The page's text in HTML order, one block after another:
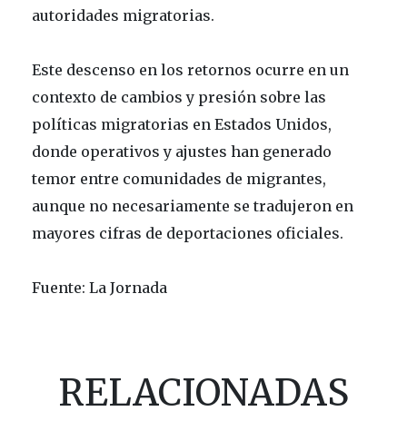
autoridades migratorias.
Este descenso en los retornos ocurre en un
contexto de cambios y presión sobre las
políticas migratorias en Estados Unidos,
donde operativos y ajustes han generado
temor entre comunidades de migrantes,
aunque no necesariamente se tradujeron en
mayores cifras de deportaciones oficiales.
Fuente: La Jornada
RELACIONADAS